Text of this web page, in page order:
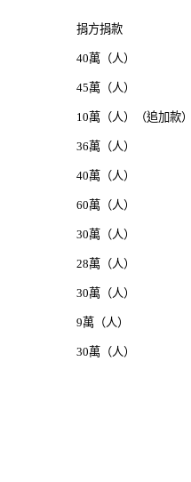
捐方捐款
40萬（人）
45萬（人）
10萬（人）（追加款）
36萬（人）
40萬（人）
60萬（人）
30萬（人）
28萬（人）
30萬（人）
9萬（人）
30萬（人）